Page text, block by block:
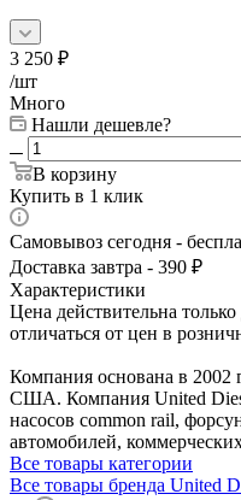
3 250 ₽
/шт
Много
Нашли дешевле?
В корзину
Купить в 1 клик
Самовывоз сегодня -
Доставка завтра - 390 ₽
Характеристики
Цена действительна
отличаться от цен в
Компания основана в 2002
США. Компания United
насосов common rail,
автомобилей,
Все товары категории
Все товары бренда United